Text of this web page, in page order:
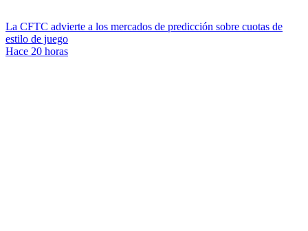
La CFTC advierte a los mercados de predicción sobre cuotas de
estilo de juego
Hace 20 horas